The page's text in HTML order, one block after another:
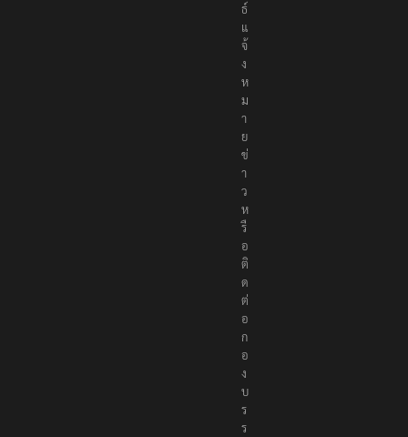
ธ์
แ
จ้
ง
ห
ม
า
ย
ข่
า
ว
ห
รื
อ
ติ
ด
ต่
อ
ก
อ
ง
บ
ร
ร